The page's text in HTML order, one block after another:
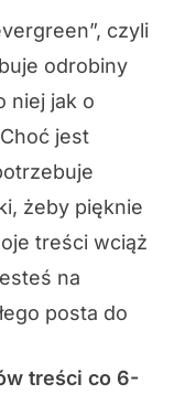
czyli
odrobiny
niej jak o
jest
żeby pięknie
treści wciąż
na
posta do
treści co 6-